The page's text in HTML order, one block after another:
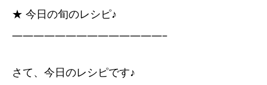
★ 今日の旬のレシピ♪
——————————————–
さて、今日のレシピです♪